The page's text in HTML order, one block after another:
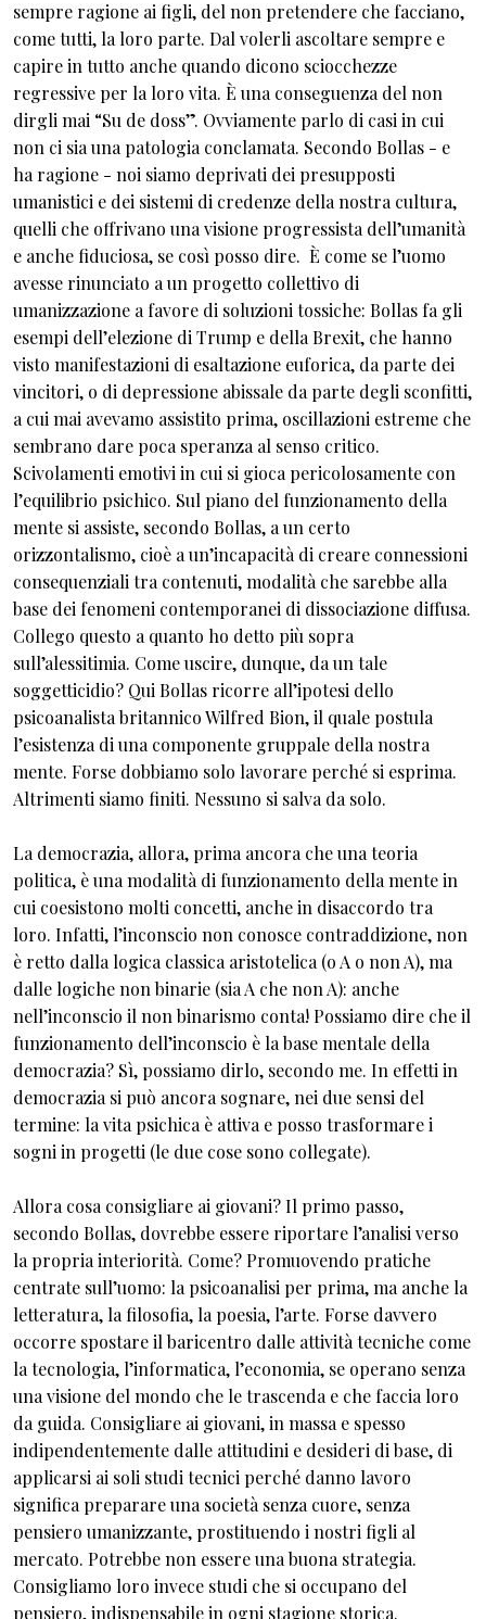
sempre ragione ai figli, del non pretendere che facciano,
come tutti, la loro parte. Dal volerli ascoltare sempre e
capire in tutto anche quando dicono sciocchezze
regressive per la loro vita. È una conseguenza del non
dirgli mai “Su de doss”. Ovviamente parlo di casi in cui
non ci sia una patologia conclamata. Secondo Bollas - e
ha ragione - noi siamo deprivati dei presupposti
umanistici e dei sistemi di credenze della nostra cultura,
quelli che offrivano una visione progressista dell’umanità
e anche fiduciosa, se così posso dire. È come se l’uomo
avesse rinunciato a un progetto collettivo di
umanizzazione a favore di soluzioni tossiche: Bollas fa gli
esempi dell’elezione di Trump e della Brexit, che hanno
visto manifestazioni di esaltazione euforica, da parte dei
vincitori, o di depressione abissale da parte degli sconfitti,
a cui mai avevamo assistito prima, oscillazioni estreme che
sembrano dare poca speranza al senso critico.
Scivolamenti emotivi in cui si gioca pericolosamente con
l’equilibrio psichico. Sul piano del funzionamento della
mente si assiste, secondo Bollas, a un certo
orizzontalismo, cioè a un’incapacità di creare connessioni
consequenziali tra contenuti, modalità che sarebbe alla
base dei fenomeni contemporanei di dissociazione diffusa.
Collego questo a quanto ho detto più sopra
sull’alessitimia. Come uscire, dunque, da un tale
soggetticidio? Qui Bollas ricorre all’ipotesi dello
psicoanalista britannico Wilfred Bion, il quale postula
l’esistenza di una componente gruppale della nostra
mente. Forse dobbiamo solo lavorare perché si esprima.
Altrimenti siamo finiti. Nessuno si salva da solo.
La democrazia, allora, prima ancora che una teoria
politica, è una modalità di funzionamento della mente in
cui coesistono molti concetti, anche in disaccordo tra
loro. Infatti, l’inconscio non conosce contraddizione, non
è retto dalla logica classica aristotelica (o A o non A), ma
dalle logiche non binarie (sia A che non A): anche
nell’inconscio il non binarismo conta! Possiamo dire che il
funzionamento dell’inconscio è la base mentale della
democrazia? Sì, possiamo dirlo, secondo me. In effetti in
democrazia si può ancora sognare, nei due sensi del
termine: la vita psichica è attiva e posso trasformare i
sogni in progetti (le due cose sono collegate).
Allora cosa consigliare ai giovani? Il primo passo,
secondo Bollas, dovrebbe essere riportare l’analisi verso
la propria interiorità. Come? Promuovendo pratiche
centrate sull’uomo: la psicoanalisi per prima, ma anche la
letteratura, la filosofia, la poesia, l’arte. Forse davvero
occorre spostare il baricentro dalle attività tecniche come
la tecnologia, l’informatica, l’economia, se operano senza
una visione del mondo che le trascenda e che faccia loro
da guida. Consigliare ai giovani, in massa e spesso
indipendentemente dalle attitudini e desideri di base, di
applicarsi ai soli studi tecnici perché danno lavoro
significa preparare una società senza cuore, senza
pensiero umanizzante, prostituendo i nostri figli al
mercato. Potrebbe non essere una buona strategia.
Consigliamo loro invece studi che si occupano del
pensiero, indispensabile in ogni stagione storica.